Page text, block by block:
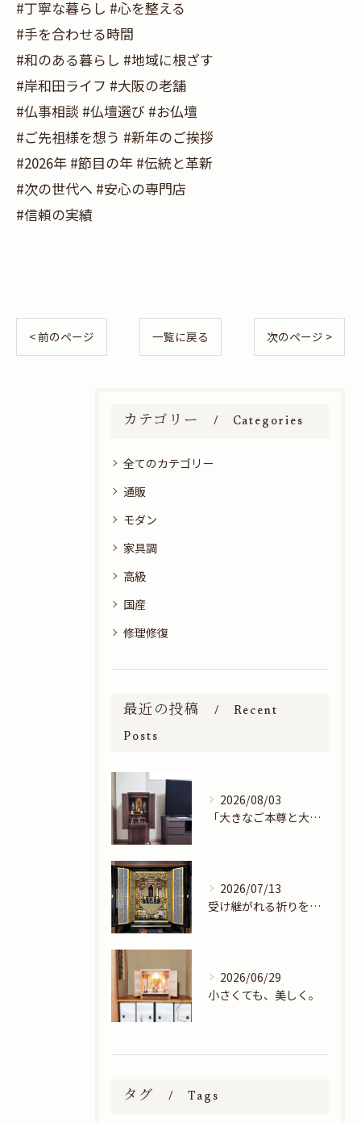
#丁寧な暮らし #心を整える
#手を合わせる時間
#和のある暮らし #地域に根ざす
#岸和田ライフ #大阪の老舗
#仏事相談 #仏壇選び #お仏壇
#ご先祖様を想う #新年のご挨拶
#2026年 #節目の年 #伝統と革新
#次の世代へ #安心の専門店
#信頼の実績
< 前のページ 一覧に戻る 次のページ >
カテゴリー Categories
全てのカテゴリー
通販
モダン
家具調
高級
国産
修理修復
最近の投稿 Recent
Posts
2026/08/03
「大きなご本尊と大きなお位牌」
2026/07/13
受け継がれる祈りを未来へ―美しく蘇った大型金仏壇―
2026/06/29
小さくても、美しく。
タグ Tags